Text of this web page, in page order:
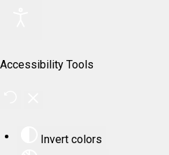
Accessibility Tools
Invert colors